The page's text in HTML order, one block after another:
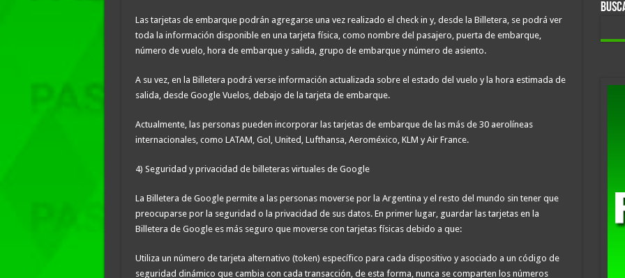
Las tarjetas de embarque podrán agregarse una vez realizado el check in y, desde la Billetera, se podrá ver
toda la información disponible en una tarjeta física, como nombre del pasajero, puerta de embarque,
número de vuelo, hora de embarque y salida, grupo de embarque y número de asiento.
A su vez, en la Billetera podrá verse información actualizada sobre el estado del vuelo y la hora estimada de
salida, desde Google Vuelos, debajo de la tarjeta de embarque.
Actualmente, las personas pueden incorporar las tarjetas de embarque de las más de 30 aerolíneas
internacionales, como LATAM, Gol, United, Lufthansa, Aeroméxico, KLM y Air France.
4) Seguridad y privacidad de billeteras virtuales de Google
La Billetera de Google permite a las personas moverse por la Argentina y el resto del mundo sin tener que
preocuparse por la seguridad o la privacidad de sus datos. En primer lugar, guardar las tarjetas en la
Billetera de Google es más seguro que moverse con tarjetas físicas debido a que:
Utiliza un número de tarjeta alternativo (token) específico para cada dispositivo y asociado a un código de
seguridad dinámico que cambia con cada transacción, de esta forma, nunca se comparten los números